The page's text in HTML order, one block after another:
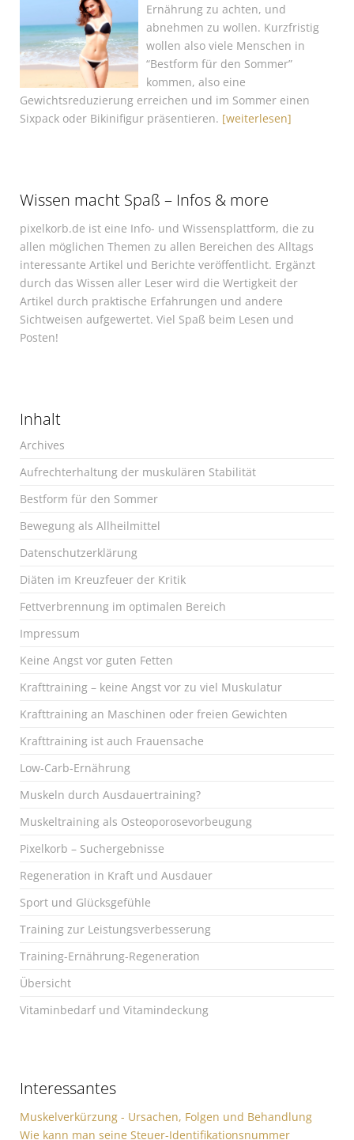
Ernährung zu achten, und
abnehmen zu wollen. Kurzfristig
wollen also viele Menschen in
“Bestform für den Sommer”
kommen, also eine
Gewichtsreduzierung erreichen und im Sommer einen
Sixpack oder Bikinifigur präsentieren. [weiterlesen]
Wissen macht Spaß – Infos & more
pixelkorb.de ist eine Info- und Wissensplattform, die zu
allen möglichen Themen zu allen Bereichen des Alltags
interessante Artikel und Berichte veröffentlicht. Ergänzt
durch das Wissen aller Leser wird die Wertigkeit der
Artikel durch praktische Erfahrungen und andere
Sichtweisen aufgewertet. Viel Spaß beim Lesen und
Posten!
Inhalt
Archives
Aufrechterhaltung der muskulären Stabilität
Bestform für den Sommer
Bewegung als Allheilmittel
Datenschutzerklärung
Diäten im Kreuzfeuer der Kritik
Fettverbrennung im optimalen Bereich
Impressum
Keine Angst vor guten Fetten
Krafttraining – keine Angst vor zu viel Muskulatur
Krafttraining an Maschinen oder freien Gewichten
Krafttraining ist auch Frauensache
Low-Carb-Ernährung
Muskeln durch Ausdauertraining?
Muskeltraining als Osteoporosevorbeugung
Pixelkorb – Suchergebnisse
Regeneration in Kraft und Ausdauer
Sport und Glücksgefühle
Training zur Leistungsverbesserung
Training-Ernährung-Regeneration
Übersicht
Vitaminbedarf und Vitamindeckung
Interessantes
Muskelverkürzung - Ursachen, Folgen und Behandlung
Wie kann man seine Steuer-Identifikationsnummer